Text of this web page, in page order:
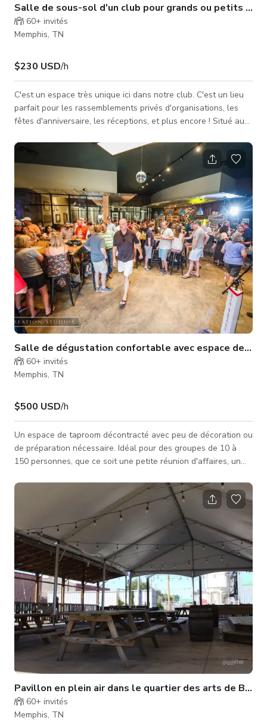
Salle de sous-sol d'un club pour grands ou petits
60+ invités
Memphis, TN
$230 USD/h
C'est un espace très unique ici dans notre club. C'est un lieu
parfait pour les rassemblements privés d'organisations, les
fêtes d'anniversaire, les réceptions, et plus encore ! Situé au
équipements comprennent : capacité de 80 places assises,
télévision à écran plat de 65", prêt pour le câble avec la
plupart des chaînes sportives, câble HDMI étendu pour
permettre des présentations depuis votre ordinateur portable
personnel, p
Salle de dégustation confortable avec espace de
60+ invités
Memphis, TN
$500 USD/h
Un espace de taproom décontracté avec peu de décoration ou
de préparation nécessaire. Idéal pour des groupes de 10 à
150 personnes, que ce soit une petite réunion d'affaires, un
porte de garage donnant sur le patio, ainsi qu'un espace plus
petit pouvant accueillir jusqu'à 40 personnes, cet espace est
chaleureux avec les œuvres d'art WISEACRE décorant les
murs.
Pavillon en plein air dans le quartier des arts de
60+ invités
Memphis, TN